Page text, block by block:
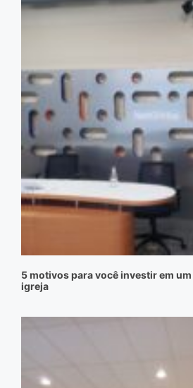
5 motivos para você investir em
igreja